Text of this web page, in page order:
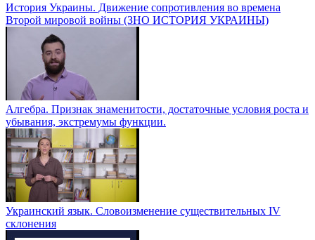
История Украины. Движение сопротивления во времена
Второй мировой войны (ЗНО ИСТОРИЯ УКРАИНЫ)
Алгебра. Признак знаменитости, достаточные условия роста и
убывания, экстремумы функции.
Украинский язык. Словоизменение существительных IV
склонения